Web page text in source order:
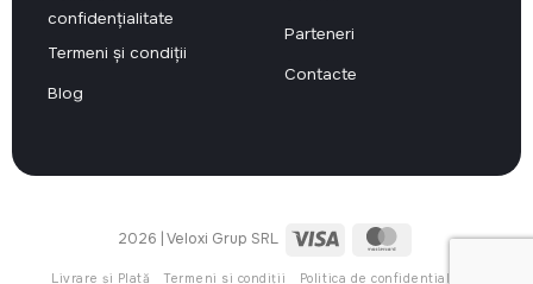
confidențialitate
Termeni și condiții
Blog
Parteneri
Contacte
2026 | Veloxi Grup SRL Visa MasterCard
Livrare și Plată Termeni si condiții Politica de confidentialitate